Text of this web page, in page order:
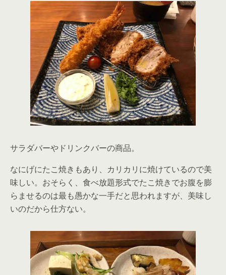
サラダバーやドリンクバーの商品。
なにげにたこ焼きもあり、カリカリに焼けているので美
味しい。おそらく、食べ放題形式でたこ焼きでお腹を膨
らませるのは最も愚かな一手だと思われますが、美味し
いのだから仕方ない。